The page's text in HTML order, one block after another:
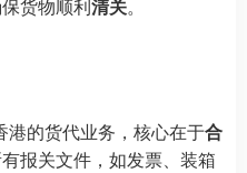
货物顺利清关。
港的货代业务，核心在于合
报关文件，如发票、装箱